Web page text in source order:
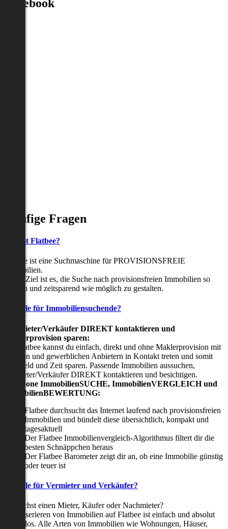
Facebook
Häufige Fragen
Was ist Flatbee?
Flatbee ist eine Suchmaschine für PROVISIONSFREIE
Immobilien.
Unser Ziel ist es, die Suche nach provisionsfreien Immobilien so
einfach und zeitsparend wie möglich zu gestalten.
Vorteile für Immobiliensuchende?
Viermieter/Verkäufer DIREKT kontaktieren und
Maklerprovision sparen:
Mit Flatbee kannst du einfach, direkt und ohne Maklerprovision mit
privaten und gewerblichen Anbietern in Kontakt treten und somit
viel Geld und Zeit sparen. Passende Immobilien aussuchen,
Vermieter/Verkäufer DIREKT kontaktieren und besichtigen.
All-in-one ImmobilienSUCHE, ImmobilienVERGLEICH und
ImmobilienBEWERTUNG:
Flatbee durchsucht das Internet laufend nach provisionsfreien
Immobilien und bündelt diese übersichtlich, kompakt und
tagesaktuell
Der Flatbee Immobilienvergleich-Algorithmus filtert dir die
besten Schnäppchen heraus
Der Flatbee Barometer zeigt dir an, ob eine Immobilie günstig
oder teuer ist
Vorteile für Vermieter und Verkäufer?
Du suchst einen Mieter, Käufer oder Nachmieter?
Das Inserieren von Immobilien auf Flatbee ist einfach und absolut
kostenlos. Alle Arten von Immobilien wie Wohnungen, Häuser,